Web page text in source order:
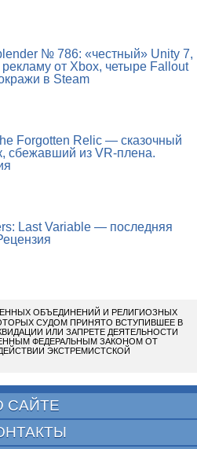
№ 786: «честный» Unity 7,
рекламу от Xbox, четыре Fallout
в Steam
Forgotten Relic — сказочный
сбежавший из VR-плена.
Last Variable — последняя
ОБЪЕДИНЕНИЙ И РЕЛИГИОЗНЫХ
СУДОМ ПРИНЯТО ВСТУПИВШЕЕ В
ИЛИ ЗАПРЕТЕ ДЕЯТЕЛЬНОСТИ
ФЕДЕРАЛЬНЫМ ЗАКОНОМ ОТ
ЭКСТРЕМИСТСКОЙ
САЙТЕ